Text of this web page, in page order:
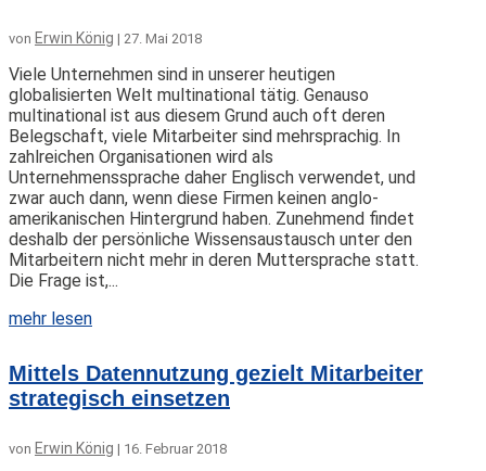
von Erwin König | 27. Mai 2018
Viele Unternehmen sind in unserer heutigen
globalisierten Welt multinational tätig. Genauso
multinational ist aus diesem Grund auch oft deren
Belegschaft, viele Mitarbeiter sind mehrsprachig. In
zahlreichen Organisationen wird als
Unternehmenssprache daher Englisch verwendet, und
zwar auch dann, wenn diese Firmen keinen anglo-
amerikanischen Hintergrund haben. Zunehmend findet
deshalb der persönliche Wissensaustausch unter den
Mitarbeitern nicht mehr in deren Muttersprache statt.
Die Frage ist,...
mehr lesen
Mittels Datennutzung gezielt Mitarbeiter
strategisch einsetzen
von Erwin König | 16. Februar 2018